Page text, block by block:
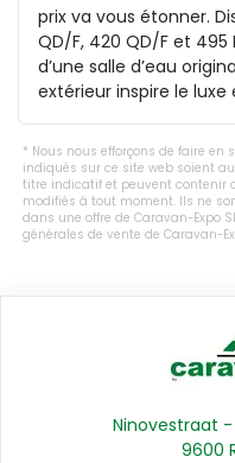
prix va vous étonner.
QD/F, 420 QD/F et 495
d’une salle d’eau
extérieur inspire le luxe
Nous nous efforçons de faire
indiqués sur ce site web soient
titre indicatif et peuvent contenir
modifiés à tout moment. Ils ne
dans une offre de Caravan-Expo
générales de vente de Caravan-
Ninovestraat -
9600